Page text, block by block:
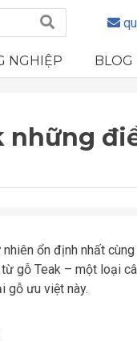
NGHIỆP BLOG
những
ổn định nhất
gỗ Teak – một loại
gỗ ưu việt này.